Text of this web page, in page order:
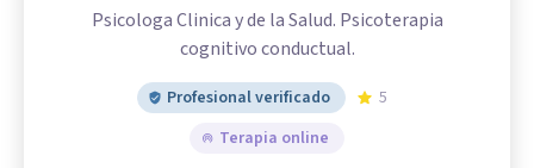
Psicologa Clinica y de la Salud. Psicoterapia
cognitivo conductual.
Profesional verificado
5
Terapia online